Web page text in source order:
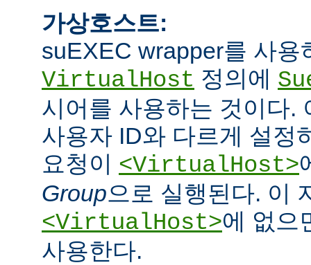
가상호스트:
suEXEC wrapper를 사용
VirtualHost 정의에
시어를 사용하는 것이다.
사용자 ID와 다르게 설정
요청이 <VirtualHost>
Group으로 실행된다. 이
<VirtualHost>에 없으
사용한다.